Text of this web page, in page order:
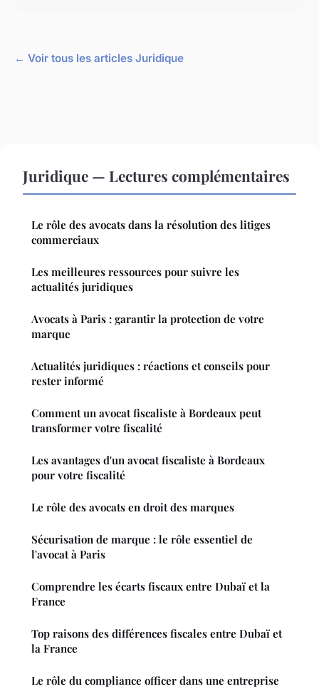
← Voir tous les articles Juridique
Juridique — Lectures complémentaires
Le rôle des avocats dans la résolution des litiges
commerciaux
Les meilleures ressources pour suivre les
actualités juridiques
Avocats à Paris : garantir la protection de votre
marque
Actualités juridiques : réactions et conseils pour
rester informé
Comment un avocat fiscaliste à Bordeaux peut
transformer votre fiscalité
Les avantages d'un avocat fiscaliste à Bordeaux
pour votre fiscalité
Le rôle des avocats en droit des marques
Sécurisation de marque : le rôle essentiel de
l'avocat à Paris
Comprendre les écarts fiscaux entre Dubaï et la
France
Top raisons des différences fiscales entre Dubaï et
la France
Le rôle du compliance officer dans une entreprise